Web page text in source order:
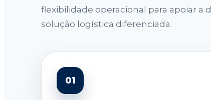
flexibilidade operacional para apoiar
solução logística diferenciada.
01